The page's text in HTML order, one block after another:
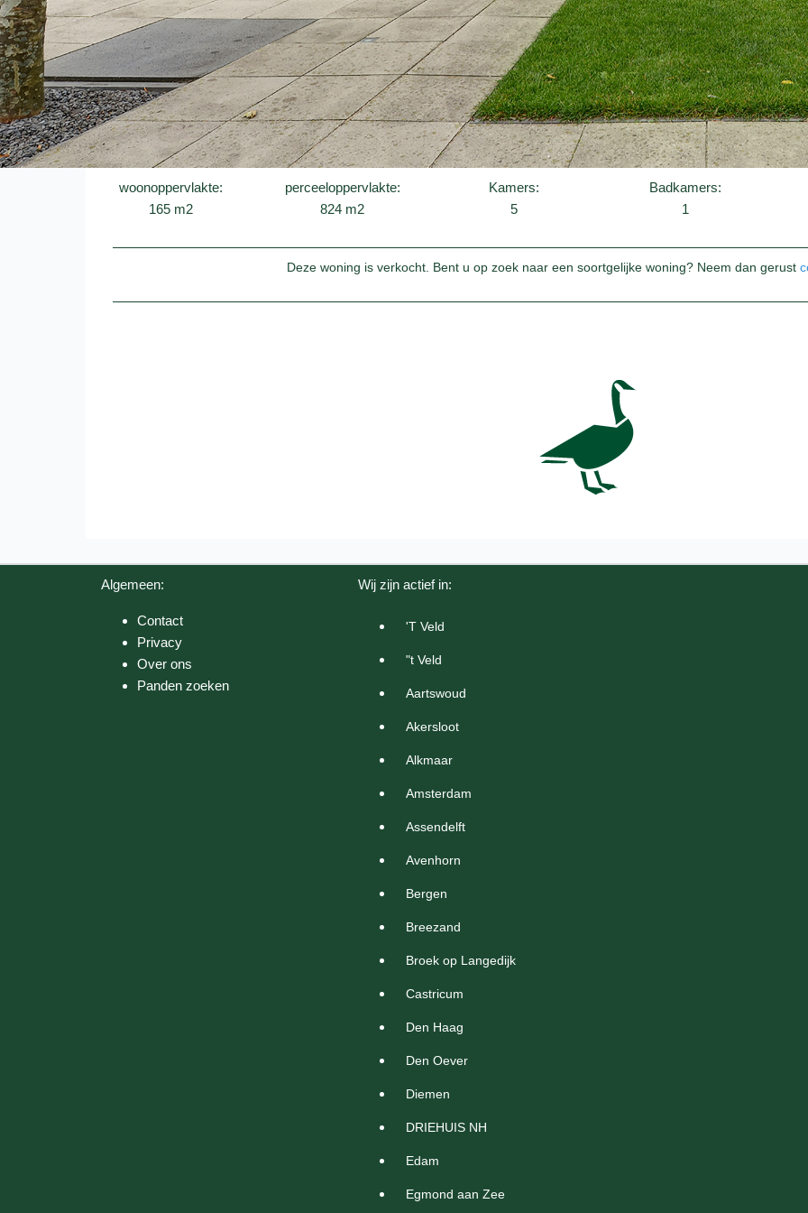
woonoppervlakte:
165 m2
perceeloppervlakte:
824 m2
Kamers:
5
Badkamers:
1
Deze woning is verkocht. Bent u op zoek naar een soortgelijke woning? Neem dan gerust
Algemeen:
Contact
Privacy
Over ons
Panden zoeken
Wij zijn actief in:
'T Veld
"t Veld
Aartswoud
Akersloot
Alkmaar
Amsterdam
Assendelft
Avenhorn
Bergen
Breezand
Broek op Langedijk
Castricum
Den Haag
Den Oever
Diemen
DRIEHUIS NH
Edam
Egmond aan Zee